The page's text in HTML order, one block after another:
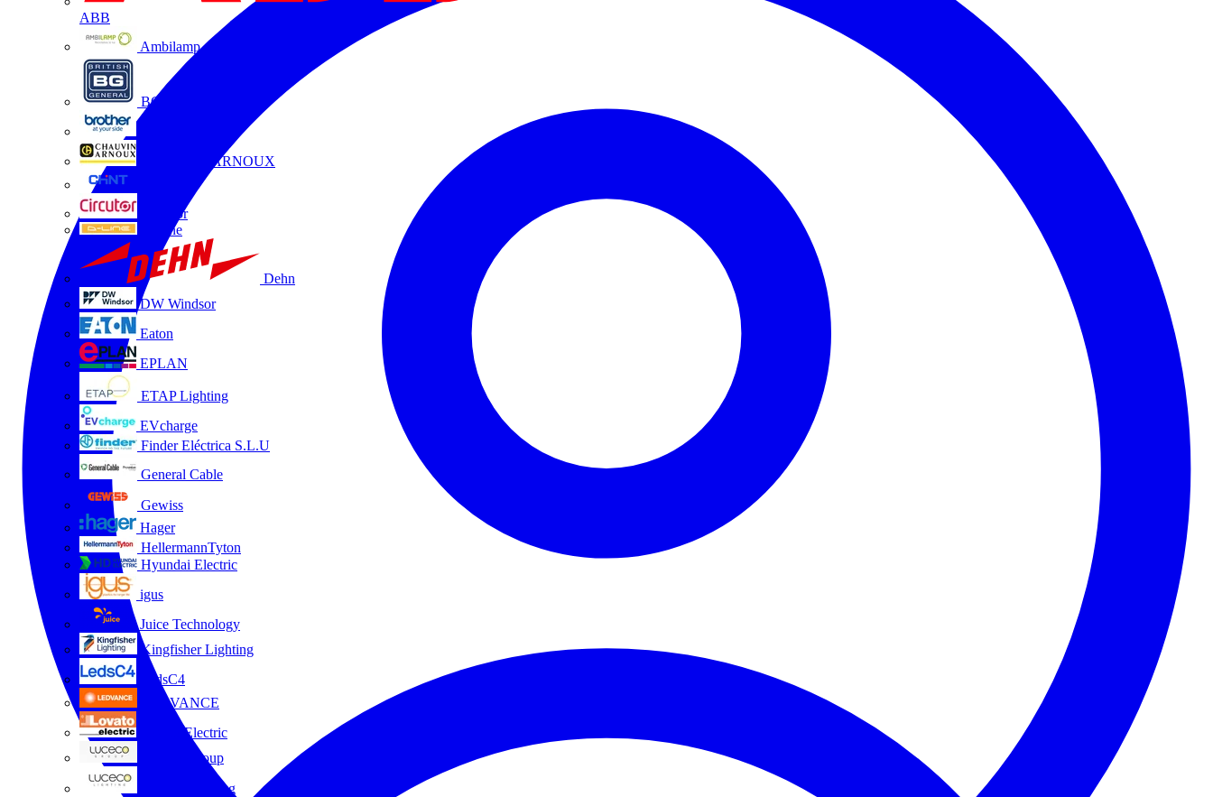
ABB
Ambilamp
BG Electrical
CHAUVIN ARNOUX
Circutor
D-Line
Dehn
DW Windsor
Eaton
EPLAN
ETAP Lighting
EVcharge
Finder Eléctrica S.L.U
General Cable
Gewiss
Hager
HellermannTyton
Hyundai Electric
igus
Juice Technology
Kingfisher Lighting
LedsC4
LEDVANCE
Lovato Electric
Luceco Group
Luceco Lighting